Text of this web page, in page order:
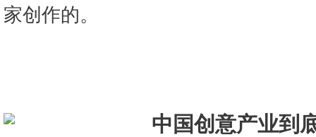
家创作的。
中国创意产业到